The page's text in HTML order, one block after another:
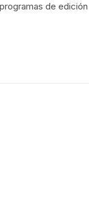
de edición